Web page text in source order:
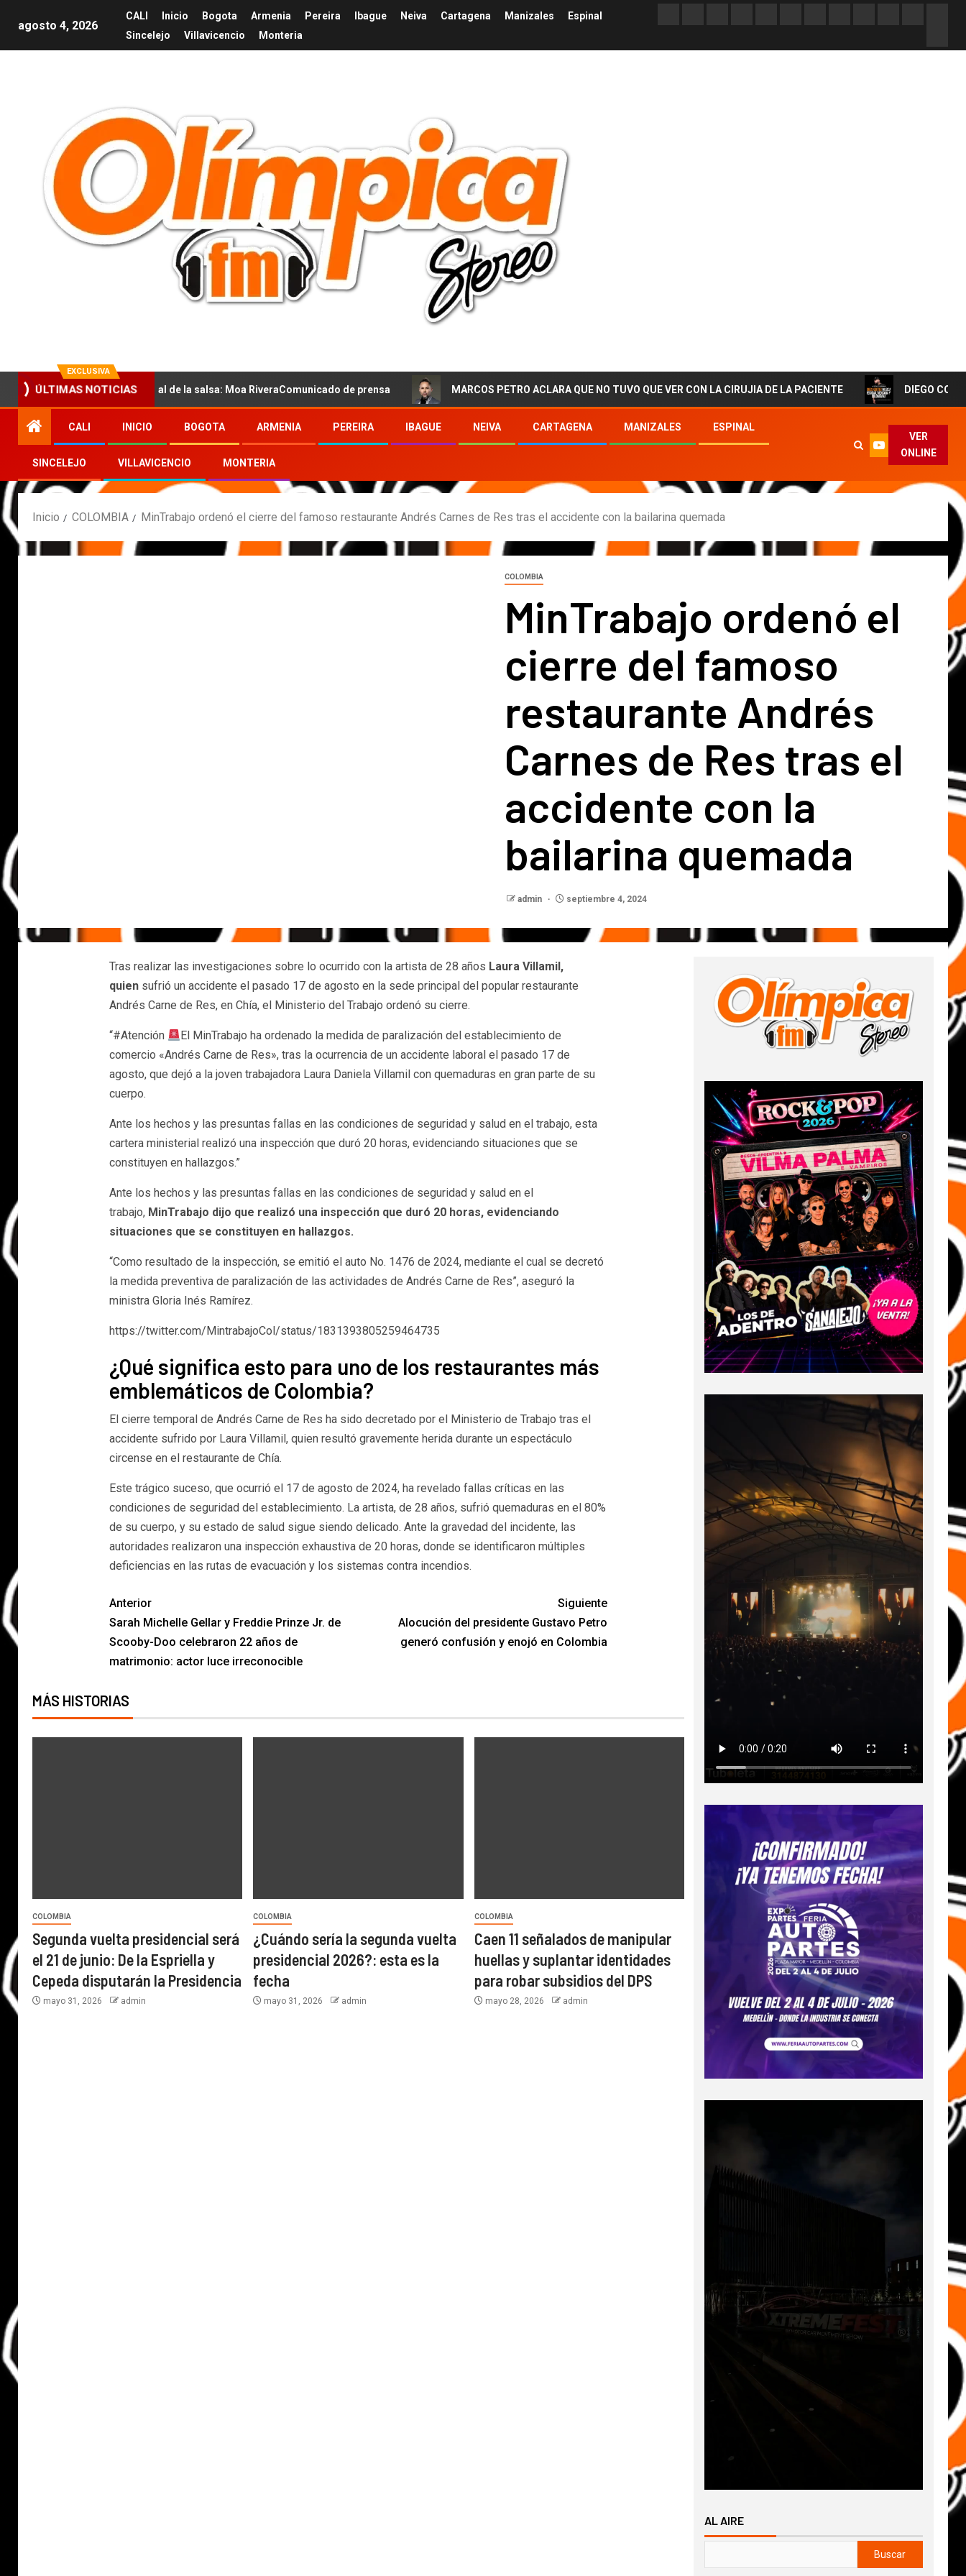
agosto 4, 2026
CALI Inicio Bogota Armenia Pereira Ibague Neiva Cartagena Manizales
Espinal
Sincelejo
Villavicencio Monteria
EXCLUSIVA
ÚLTIMAS NOTICIAS
la nueva voz sensual de la salsa: Moa RiveraComunicado de prensa MARCOS PETRO ACLARA QUE NO TUVO QUE VER CON LA CIRUJIA DE LA PACIENTE DIEGO CORTES El
CALI INICIO BOGOTA ARMENIA PEREIRA IBAGUE NEIVA CARTAGENA MANIZALES ESPINAL
SINCELEJO VILLAVICENCIO MONTERIA
VER
ONLINE
Inicio COLOMBIA MinTrabajo ordenó el cierre del famoso restaurante Andrés Carnes de Res tras el accidente con la bailarina quemada
COLOMBIA
MinTrabajo ordenó el
cierre del famoso
restaurante Andrés
Carnes de Res tras el
accidente con la
bailarina quemada
admin septiembre 4, 2024
Tras realizar las investigaciones sobre lo ocurrido con la artista de 28 años Laura Villamil,
quien sufrió un accidente el pasado 17 de agosto en la sede principal del popular restaurante
Andrés Carne de Res, en Chía, el Ministerio del Trabajo ordenó su cierre.
“#Atención
El MinTrabajo ha ordenado la medida de paralización del establecimiento de
comercio «Andrés Carne de Res», tras la ocurrencia de un accidente laboral el pasado 17 de
agosto, que dejó a la joven trabajadora Laura Daniela Villamil con quemaduras en gran parte de su
cuerpo.
Ante los hechos y las presuntas fallas en las condiciones de seguridad y salud en el trabajo, esta
cartera ministerial realizó una inspección que duró 20 horas, evidenciando situaciones que se
constituyen en hallazgos.”
Ante los hechos y las presuntas fallas en las condiciones de seguridad y salud en el
trabajo, MinTrabajo dijo que realizó una inspección que duró 20 horas, evidenciando
situaciones que se constituyen en hallazgos.
“Como resultado de la inspección, se emitió el auto No. 1476 de 2024, mediante el cual se decretó
la medida preventiva de paralización de las actividades de Andrés Carne de Res”, aseguró la
ministra Gloria Inés Ramírez.
https://twitter.com/MintrabajoCol/status/1831393805259464735
¿Qué significa esto para uno de los restaurantes más
emblemáticos de Colombia?
El cierre temporal de Andrés Carne de Res ha sido decretado por el Ministerio de Trabajo tras el
accidente sufrido por Laura Villamil, quien resultó gravemente herida durante un espectáculo
circense en el restaurante de Chía.
Este trágico suceso, que ocurrió el 17 de agosto de 2024, ha revelado fallas críticas en las
condiciones de seguridad del establecimiento. La artista, de 28 años, sufrió quemaduras en el 80%
de su cuerpo, y su estado de salud sigue siendo delicado. Ante la gravedad del incidente, las
autoridades realizaron una inspección exhaustiva de 20 horas, donde se identificaron múltiples
deficiencias en las rutas de evacuación y los sistemas contra incendios.
Anterior
Sarah Michelle Gellar y Freddie Prinze Jr. de
Scooby-Doo celebraron 22 años de
matrimonio: actor luce irreconocible
Siguiente
Alocución del presidente Gustavo Petro
generó confusión y enojó en Colombia
MÁS HISTORIAS
COLOMBIA
Segunda vuelta presidencial será
el 21 de junio: De la Espriella y
Cepeda disputarán la Presidencia
mayo 31, 2026 admin
COLOMBIA
¿Cuándo sería la segunda vuelta
presidencial 2026?: esta es la
fecha
mayo 31, 2026 admin
COLOMBIA
Caen 11 señalados de manipular
huellas y suplantar identidades
para robar subsidios del DPS
mayo 28, 2026 admin
AL AIRE
Buscar